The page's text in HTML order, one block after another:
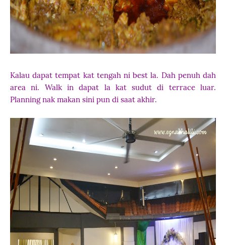
Kalau dapat tempat kat tengah ni best la. Dah penuh dah
area ni. Walk in dapat la kat sudut di terrace luar.
Planning nak makan sini pun di saat akhir.